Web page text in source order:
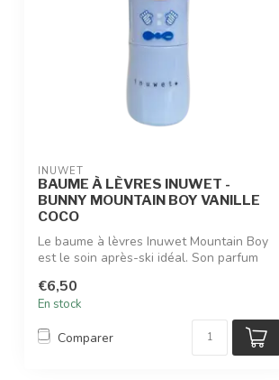
INUWET
BAUME À LÈVRES INUWET -
BUNNY MOUNTAIN BOY VANILLE
COCO
Le baume à lèvres Inuwet Mountain Boy
est le soin après-ski idéal. Son parfum
€6,50
En stock
Comparer